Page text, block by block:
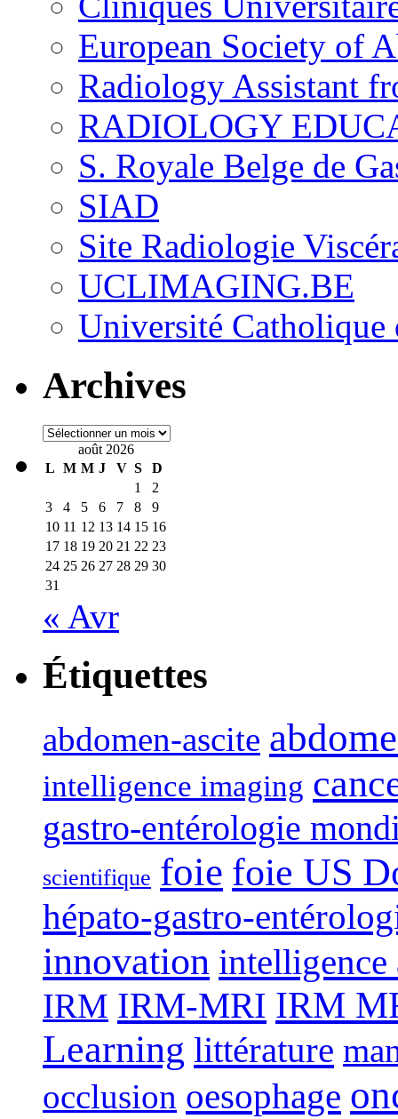
European Society of
Radiology Assistant
RADIOLOGY
S. Royale Belge de
SIAD
Site Radiologie
UCLIMAGING.BE
Université Catholique
Archives
Archives
août 2026
L M M J V S
D
1
2
3
4 5 6 7 8
9
10 11 12 13 14 15 16
17 18 19 20 21 22 23
24 25 26 27 28 29 30
31
« Avr
Étiquettes
abdomen-ascite
intelligence imaging
gastro-entérologie
scientifique foie foie US
hépato-gastro-
innovation
IRM IRM-MRI IRM
Learning littérature
occlusion oesophage